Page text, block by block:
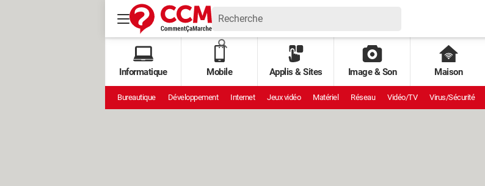
Informatique Mobile Applis & Sites Image & Son Maison
Bureautique Développement Internet Jeux vidéo Matériel Réseau Vidéo/TV Virus/Sécurité